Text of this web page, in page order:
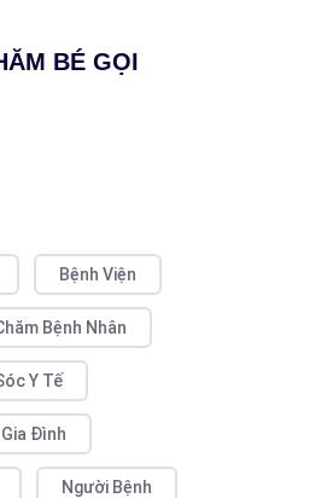
BÉ GỌI
Bệnh Viện
Bệnh Nhân
Y Tế
Gia Đình
Người Bệnh